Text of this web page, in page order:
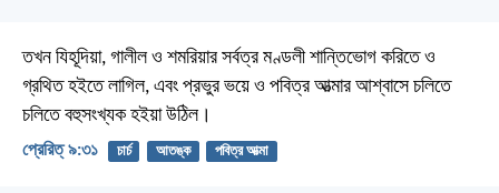
তখন যিহূদিয়া, গালীল ও শমরিয়ার সর্বত্র মণ্ডলী শান্তিভোগ করিতে ও
গ্রথিত হইতে লাগিল, এবং প্রভুর ভয়ে ও পবিত্র আত্মার আশ্বাসে চলিতে
চলিতে বহুসংখ্যক হইয়া উঠিল।
প্রেরিত্‌ ৯:৩১ চার্চ আতঙ্ক পবিত্র আত্মা